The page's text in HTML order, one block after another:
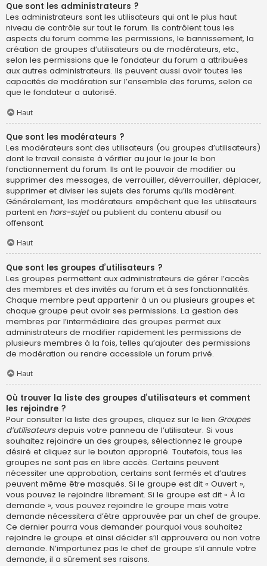
Que sont les administrateurs ?
Les administrateurs sont les utilisateurs qui ont le plus haut
niveau de contrôle sur tout le forum. Ils contrôlent tous les
aspects du forum comme les permissions, le bannissement, la
création de groupes d’utilisateurs ou de modérateurs, etc.,
selon les permissions que le fondateur du forum a attribuées
aux autres administrateurs. Ils peuvent aussi avoir toutes les
capacités de modération sur l’ensemble des forums, selon ce
que le fondateur a autorisé.
Haut
Que sont les modérateurs ?
Les modérateurs sont des utilisateurs (ou groupes d’utilisateurs)
dont le travail consiste à vérifier au jour le jour le bon
fonctionnement du forum. Ils ont le pouvoir de modifier ou
supprimer des messages, de verrouiller, déverrouiller, déplacer,
supprimer et diviser les sujets des forums qu’ils modèrent.
Généralement, les modérateurs empêchent que les utilisateurs
partent en hors-sujetou publient du contenu abusif ou
offensant.
Haut
Que sont les groupes d’utilisateurs ?
Les groupes permettent aux administrateurs de gérer l’accès
des membres et des invités au forum et à ses fonctionnalités.
Chaque membre peut appartenir à un ou plusieurs groupes et
chaque groupe peut avoir ses permissions. La gestion des
membres par l’intermédiaire des groupes permet aux
administrateurs de modifier rapidement les permissions de
plusieurs membres à la fois, telles qu’ajouter des permissions
de modération ou rendre accessible un forum privé.
Haut
Où trouver la liste des groupes d’utilisateurs et comment
les rejoindre ?
Pour consulter la liste des groupes, cliquez sur le lien Groupes
d’utilisateursdepuis votre panneau de l’utilisateur. Si vous
souhaitez rejoindre un des groupes, sélectionnez le groupe
désiré et cliquez sur le bouton approprié. Toutefois, tous les
groupes ne sont pas en libre accès. Certains peuvent
nécessiter une approbation, certains sont fermés et d’autres
peuvent même être masqués. Si le groupe est dit « Ouvert »,
vous pouvez le rejoindre librement. Si le groupe est dit « À la
demande », vous pouvez rejoindre le groupe mais votre
demande nécessitera d’être approuvée par un chef de groupe.
Ce dernier pourra vous demander pourquoi vous souhaitez
rejoindre le groupe et ainsi décider s’il approuvera ou non votre
demande. N’importunez pas le chef de groupe s’il annule votre
demande, il a sûrement ses raisons.